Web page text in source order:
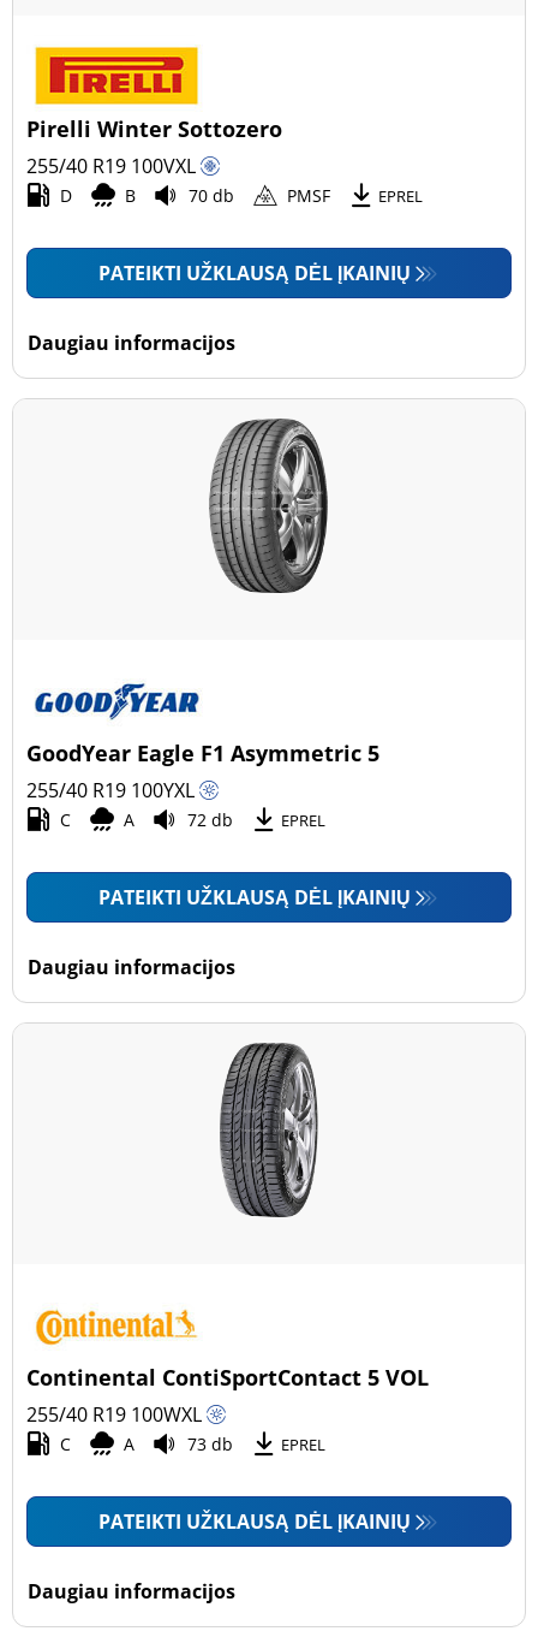
Pirelli Winter Sottozero
255/40 R19 100VXL
D B 70 db PMSF EPREL
PATEIKTI UŽKLAUSĄ DĖL ĮKAINIŲ
Daugiau informacijos
GoodYear Eagle F1 Asymmetric 5
255/40 R19 100YXL
C A 72 db EPREL
PATEIKTI UŽKLAUSĄ DĖL ĮKAINIŲ
Daugiau informacijos
Continental ContiSportContact 5 VOL
255/40 R19 100WXL
C A 73 db EPREL
PATEIKTI UŽKLAUSĄ DĖL ĮKAINIŲ
Daugiau informacijos